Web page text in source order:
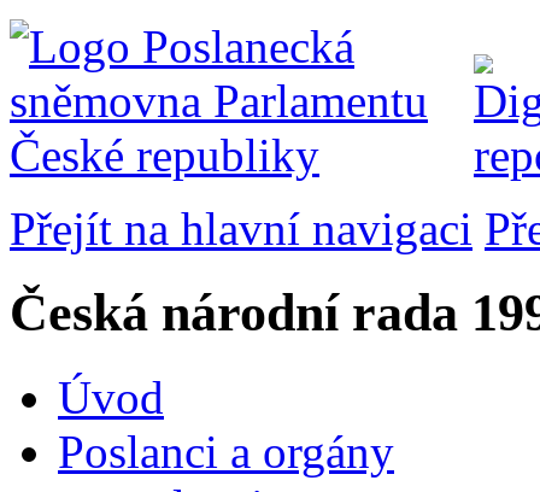
Přejít na hlavní navigaci
Česká národní rada
Úvod
Poslanci a orgány